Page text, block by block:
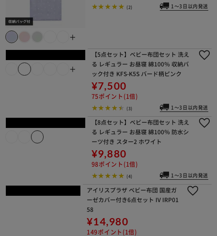
＋
(2) 1～3日以内発送
【5点セット】ベビー布団セット 洗え
る レギュラー お昼寝 綿100％ 収納バ
ック付き KFS-K5S バード柄ピンク
¥7,500
75ポイント(1倍)
(3) 1～3日以内発送
【8点セット】ベビー布団セット 洗え
る レギュラー お昼寝 綿100％ 防水シ
ーツ付き スター2 ホワイト
¥9,880
98ポイント(1倍)